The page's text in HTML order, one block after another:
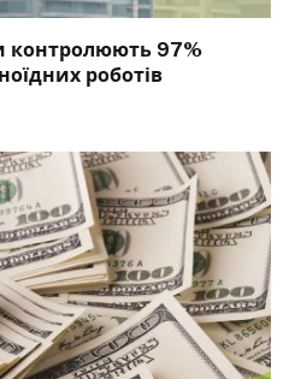
контролюють 97%
роботів